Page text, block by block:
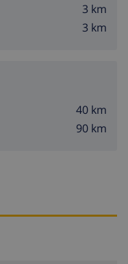
3 km
3 km
40 km
90 km